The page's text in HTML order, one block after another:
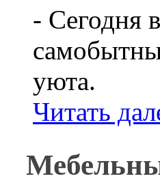
- Сегодня
уюта.
Читать